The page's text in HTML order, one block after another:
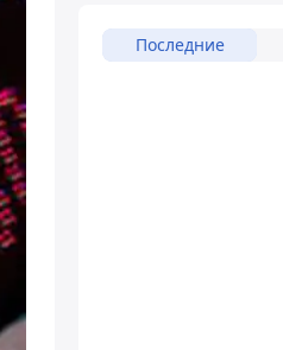
Последние